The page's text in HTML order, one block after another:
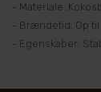
- Materiale:
- Brændetid: Op til
- Egenskaber: